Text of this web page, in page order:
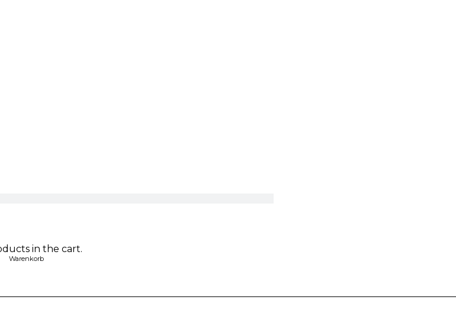
in the cart.
Warenkorb